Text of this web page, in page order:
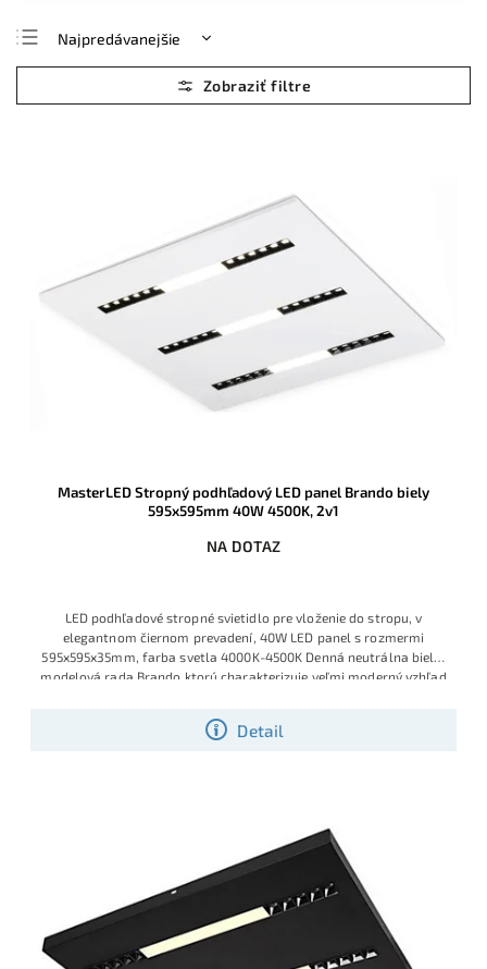
Najpredávanejšie
Najlacnejšie
Najdrahšie
MasterLED Stropný podhľadový LED panel Brando biely
595x595mm 40W 4500K, 2v1
NA DOTAZ
Detail
LED podhľadové stropné svietidlo pre vloženie do stropu, v
elegantnom čiernom prevadení, 40W LED panel s rozmermi
595x595x35mm, farba svetla 4000K-4500K Denná neutrálna biela,
modelová rada Brando ktorú charakterizuje veľmi moderný vzhľad